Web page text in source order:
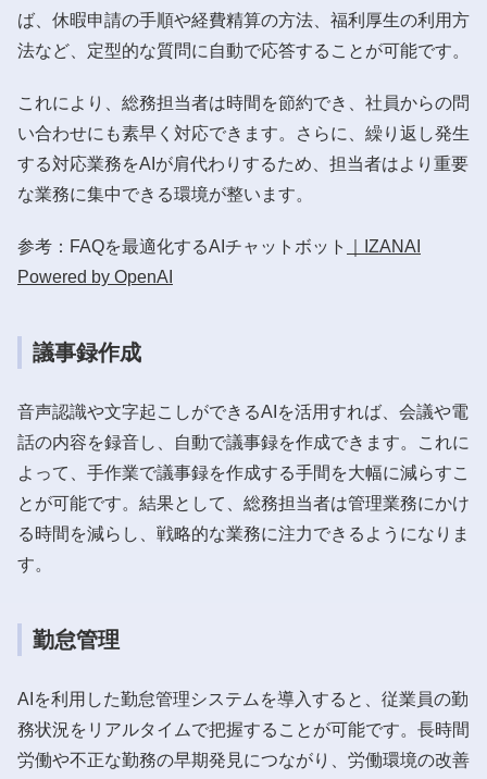
ば、休暇申請の手順や経費精算の方法、福利厚生の利用方
法など、定型的な質問に自動で応答することが可能です。
これにより、総務担当者は時間を節約でき、社員からの問
い合わせにも素早く対応できます。さらに、繰り返し発生
する対応業務をAIが肩代わりするため、担当者はより重要
な業務に集中できる環境が整います。
参考：FAQを最適化するAIチャットボット
｜IZANAI
Powered by OpenAI
議事録作成
音声認識や文字起こしができるAIを活用すれば、会議や電
話の内容を録音し、自動で議事録を作成できます。これに
よって、手作業で議事録を作成する手間を大幅に減らすこ
とが可能です。結果として、総務担当者は管理業務にかけ
る時間を減らし、戦略的な業務に注力できるようになりま
す。
勤怠管理
AIを利用した勤怠管理システムを導入すると、従業員の勤
務状況をリアルタイムで把握することが可能です。長時間
労働や不正な勤務の早期発見につながり、労働環境の改善